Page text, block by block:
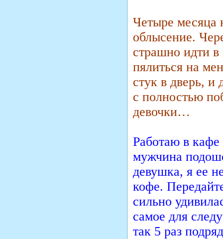
Четыре месяца
облысение.
страшно идти в
пялиться на
стук в дверь, и
с полностью
девочки…
Работаю в кафе
мужчина
девушка, я ее
кофе.
сильно
самое для
так 5 раз